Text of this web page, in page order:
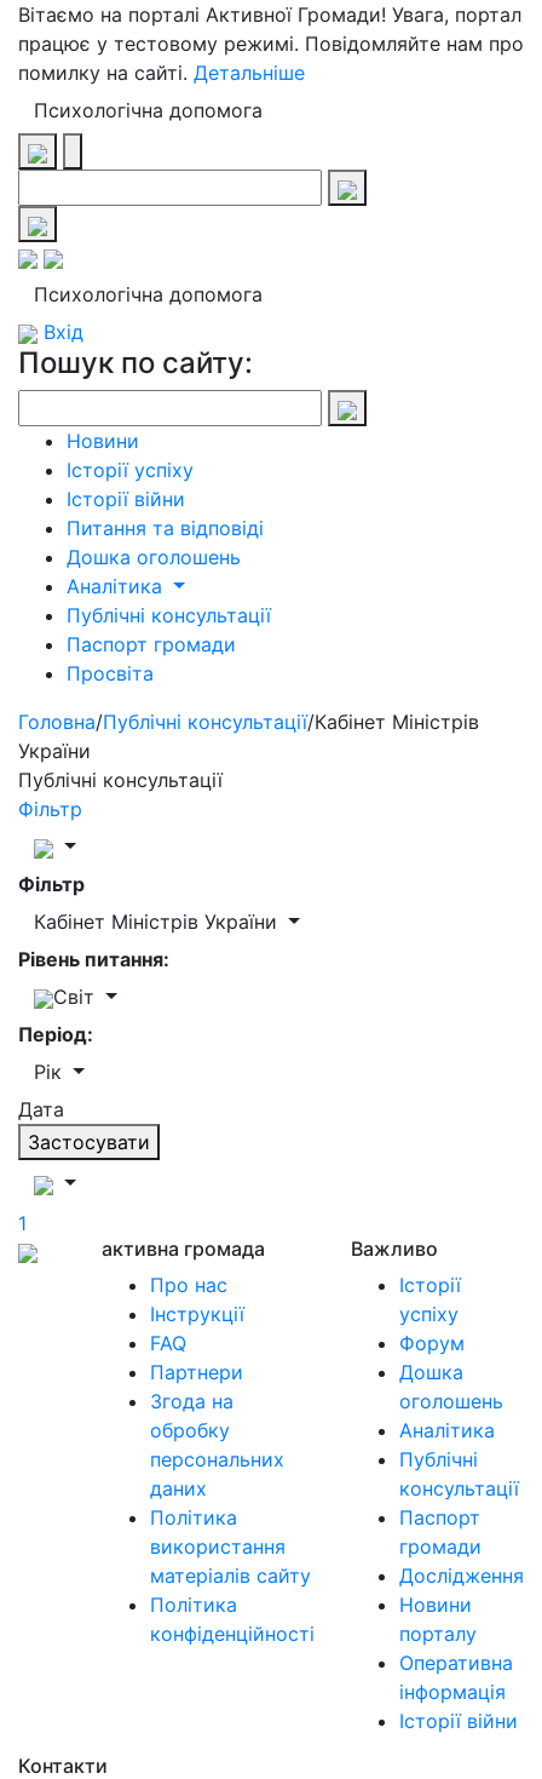
Вітаємо на порталі Активної Громади! Увага, портал
працює у тестовому режимі. Повідомляйте нам про
помилку на сайті. Детальніше
Психологічна допомога
Психологічна допомога
Вхід
Пошук по сайту:
Новини
Історії успіху
Історії війни
Питання та відповіді
Дошка оголошень
Аналітика
Публічні консультації
Паспорт громади
Просвіта
Головна/Публічні консультації/Кабінет Міністрів
України
Публічні консультації
Фільтр
Фільтр
Кабінет Міністрів України
Рівень питання:
Світ
Період:
Рік
Дата
Застосувати
1
активна громада
Про нас
Інструкції
FAQ
Партнери
Згода на
обробку
персональних
даних
Політика
використання
матеріалів сайту
Політика
конфіденційності
Важливо
Історії
успіху
Форум
Дошка
оголошень
Аналітика
Публічні
консультації
Паспорт
громади
Дослідження
Новини
порталу
Оперативна
інформація
Історії війни
Контакти